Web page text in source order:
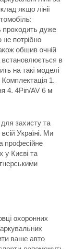
якщо лінії
проходить дуже
не потрібно
обшив очній
встановлюється в
на такі моделі
1.
4. 4Pin/AV 6 м
захисту та
Україні. Ми
професійне
у Києві та
охоронних
ваше авто